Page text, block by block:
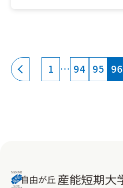
部 事務局)Ｅ-mail
(E-mailのみ)
サービスセンター長に
全員の校歌斉唱から総
た。すべての議案はス
業計画として、新たな
1 … 94 95 96